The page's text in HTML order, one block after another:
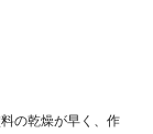
の乾燥が早く、作